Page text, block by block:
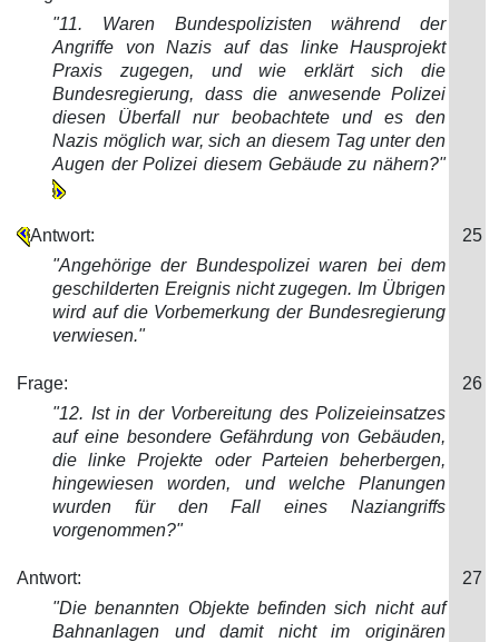
"11. Waren Bundespolizisten während der
Angriffe von Nazis auf das linke Hausprojekt
Praxis zugegen, und wie erklärt sich die
Bundesregierung, dass die anwesende Polizei
diesen Überfall nur beobachtete und es den
Nazis möglich war, sich an diesem Tag unter den
Augen der Polizei diesem Gebäude zu nähern?"
Antwort:
25
"Angehörige der Bundespolizei waren beidem
geschilderten Ereignis nicht zugegen. Im Übrigen
wird auf die Vorbemerkung der Bundesregierung
verwiesen."
Frage:
26
"12. Ist in der Vorbereitung des Polizeieinsatzes
auf eine besondere Gefährdung von Gebäuden,
die linke Projekte oder Parteien beherbergen,
hingewiesen worden, und welche Planungen
wurden für den Fall eines Naziangriffs
vorgenommen?"
Antwort:
27
"Die benannten Objekte befinden sich nicht auf
Bahnanlagen und damit nicht im originären